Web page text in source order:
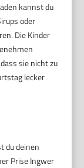
kannst du
oder
Die Kinder
sie nicht zu
lecker
du deinen
Prise Ingwer